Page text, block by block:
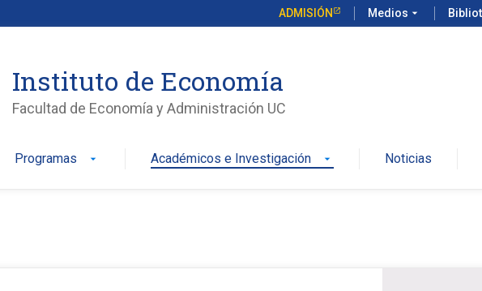
ADMISIÓN Medios arrow_drop_down
Instituto de Economía
Facultad de Economía y Administración UC
Programas arrow_drop_down Académicos e Investigación arrow_drop_down Noticias